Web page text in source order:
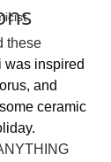
these
was inspired
and
ceramic